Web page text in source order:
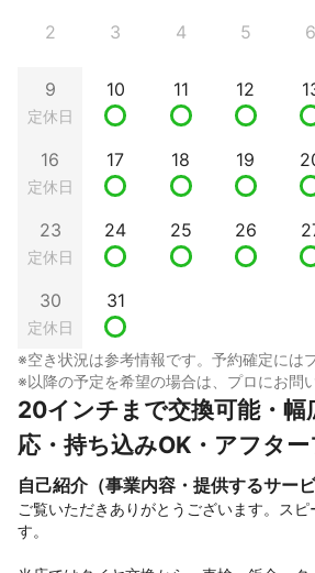
2 3 4 5 6
9
定休日
10 11 12
16
定休日
17 18 19
23
定休日
24 25 26
30
定休日
31
※空き状況は参考情報です。予約確定には
※以降の予定を希望の場合は、プロにお問
20インチまで交換可能・幅
応・持ち込みOK・アフタ
自己紹介（事業内容・提供するサービ
ご覧いただきありがとうございます。スピ
す。